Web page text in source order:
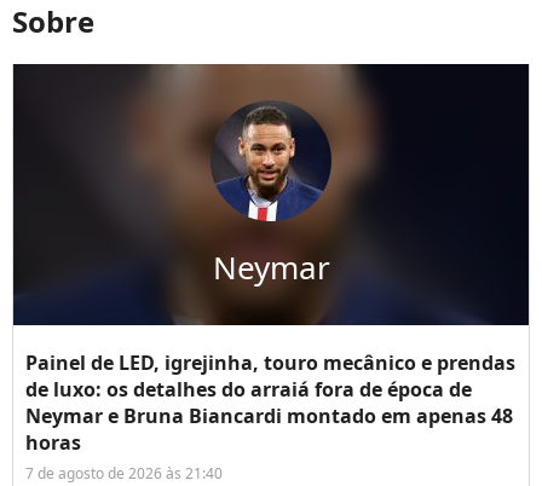
Sobre
Neymar
Painel de LED, igrejinha, touro mecânico e prendas
de luxo: os detalhes do arraiá fora de época de
Neymar e Bruna Biancardi montado em apenas 48
horas
7 de agosto de 2026 às 21:40